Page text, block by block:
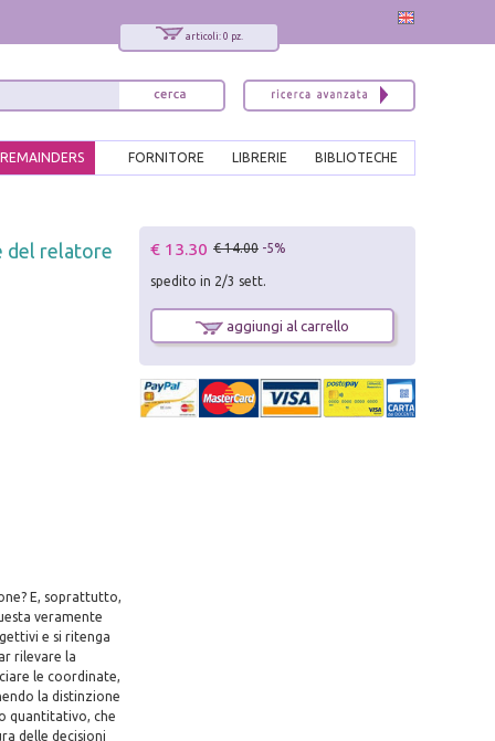
articoli: 0 pz.
BIBLIOTECHE
LIBRERIE
FORNITORE
REMAINDERS
del relatore
E, soprattutto,
veramente
e si ritenga
rilevare la
le coordinate,
la distinzione
quantitativo, che
delle decisioni
€ 13.30 € 14.00 -5%
spedito in 2/3 sett.
aggiungi al carrello
x
Interessato ai nostri libri?
Sarai informato delle nostre novità, potrai
comunque cancellarti quando desideri.
modulo di iscrizione